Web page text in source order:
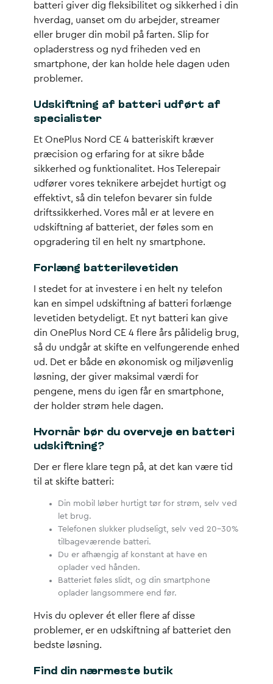
batteri giver dig fleksibilitet og sikkerhed i din
hverdag, uanset om du arbejder, streamer
eller bruger din mobil på farten. Slip for
opladerstress og nyd friheden ved en
smartphone, der kan holde hele dagen uden
problemer.
Udskiftning af batteri udført af
specialister
Et OnePlus Nord CE 4 batteriskift kræver
præcision og erfaring for at sikre både
sikkerhed og funktionalitet. Hos Telerepair
udfører vores teknikere arbejdet hurtigt og
effektivt, så din telefon bevarer sin fulde
driftssikkerhed. Vores mål er at levere en
udskiftning af batteriet, der føles som en
opgradering til en helt ny smartphone.
Forlæng batterilevetiden
I stedet for at investere i en helt ny telefon
kan en simpel udskiftning af batteri forlænge
levetiden betydeligt. Et nyt batteri kan give
din OnePlus Nord CE 4 flere års pålidelig brug,
så du undgår at skifte en velfungerende enhed
ud. Det er både en økonomisk og miljøvenlig
løsning, der giver maksimal værdi for
pengene, mens du igen får en smartphone,
der holder strøm hele dagen.
Hvornår bør du overveje en batteri
udskiftning?
Der er flere klare tegn på, at det kan være tid
til at skifte batteri:
Din mobil løber hurtigt tør for strøm, selv ved
let brug.
Telefonen slukker pludseligt, selv ved 20-30%
tilbageværende batteri.
Du er afhængig af konstant at have en
oplader ved hånden.
Batteriet føles slidt, og din smartphone
oplader langsommere end før.
Hvis du oplever ét eller flere af disse
problemer, er en udskiftning af batteriet den
bedste løsning.
Find din nærmeste butik